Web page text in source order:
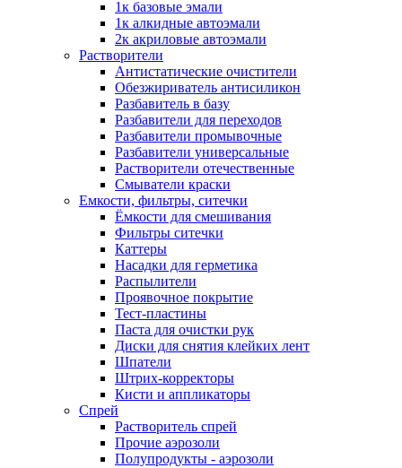
1к базовые эмали
1к алкидные автоэмали
2к акриловые автоэмали
Растворители
Антистатические очистители
Обезжириватель антисиликон
Разбавитель в базу
Разбавители для переходов
Разбавители промывочные
Разбавители универсальные
Растворители отечественные
Смыватели краски
Емкости, фильтры, ситечки
Ёмкости для смешивания
Фильтры ситечки
Каттеры
Насадки для герметика
Распылители
Проявочное покрытие
Тест-пластины
Паста для очистки рук
Диски для снятия клейких лент
Шпатели
Штрих-корректоры
Кисти и аппликаторы
Спрей
Растворитель спрей
Прочие аэрозоли
Полупродукты - аэрозоли